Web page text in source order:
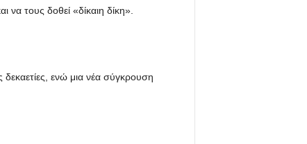
να τους δοθεί «δίκαιη δίκη».
ενώ μια νέα σύγκρουση